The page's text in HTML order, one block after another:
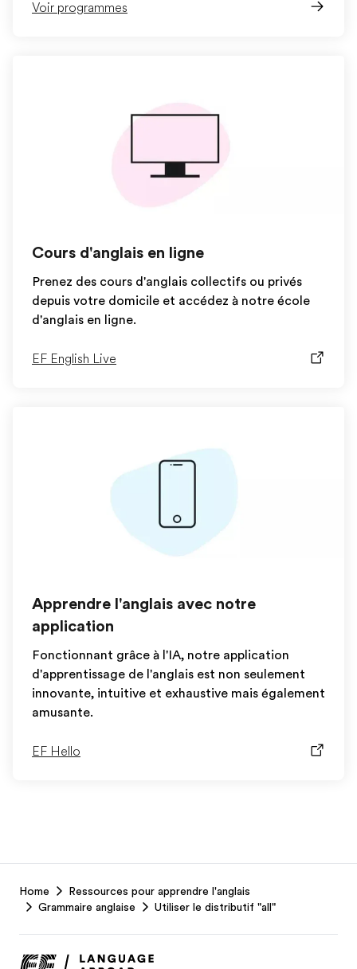
Voir programmes
Cours d'anglais en ligne
Prenez des cours d'anglais collectifs ou privés
depuis votre domicile et accédez à notre école
d'anglais en ligne.
EF English Live
Apprendre l'anglais avec notre
application
Fonctionnant grâce à l'IA, notre application
d'apprentissage de l'anglais est non seulement
innovante, intuitive et exhaustive mais également
amusante.
EF Hello
Footer
Home
Ressources pour apprendre l'anglais
Grammaire anglaise
Utiliser le distributif "all"